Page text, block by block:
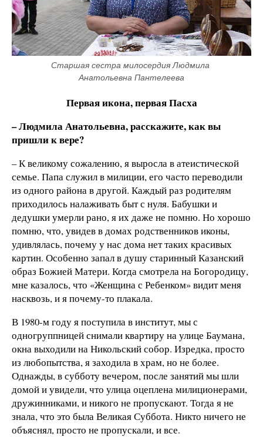
Старшая сестра милосердия Людмила
Анатольевна Пантелеева
Первая икона, первая Пасха
– Людмила Анатольевна, расскажите, как вы
пришли к вере?
– К великому сожалению, я выросла в атеистической
семье. Папа служил в милиции, его часто переводили
из одного района в другой. Каждый раз родителям
приходилось налаживать быт с нуля. Бабушки и
дедушки умерли рано, я их даже не помню. Но хорошо
помню, что, увидев в домах родственников иконы,
удивлялась, почему у нас дома нет таких красивых
картин. Особенно запал в душу старинный Казанский
образ Божией Матери. Когда смотрела на Богородицу,
мне казалось, что «Женщина с Ребенком» видит меня
насквозь, и я почему-то плакала.
В 1980-м году я поступила в институт, мы с
одногруппницей снимали квартиру на улице Баумана,
окна выходили на Никольский собор. Изредка, просто
из любопытства, я заходила в храм, но не более.
Однажды, в субботу вечером, после занятий мы шли
домой и увидели, что улица оцеплена милиционерами,
дружинниками, и никого не пропускают. Тогда я не
знала, что это была Великая Суббота. Никто ничего не
объяснял, просто не пропускали, и все.